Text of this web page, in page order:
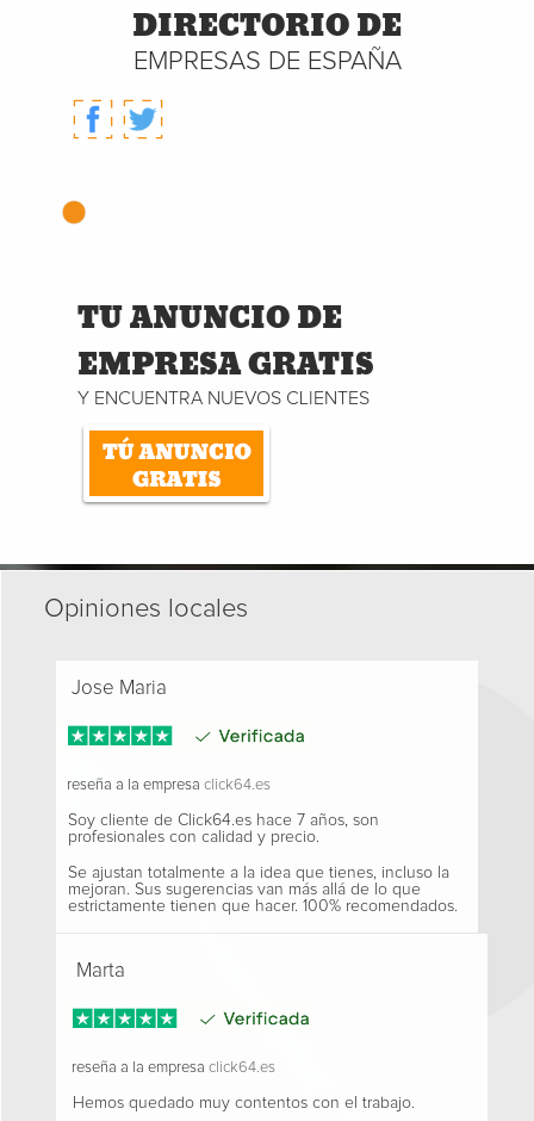
DIRECTORIO DE
EMPRESAS DE ESPAÑA
TU ANUNCIO DE
EMPRESA GRATIS
Y ENCUENTRA NUEVOS CLIENTES
Opiniones locales
Jose Maria
reseña a la empresa click64.es
Soy cliente de Click64.es hace 7 años, son
profesionales con calidad y precio.
Se ajustan totalmente a la idea que tienes, incluso la
mejoran. Sus sugerencias van más allá de lo que
estrictamente tienen que hacer. 100% recomendados.
Marta
reseña a la empresa click64.es
Hemos quedado muy contentos con el trabajo.